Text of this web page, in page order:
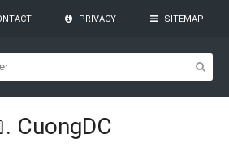
PRIVACY SITEMAP
CuongDC
cần tìm kiếm gì?
dõi blog qua Email
blog để cập nhật những thủ thuật blogger,